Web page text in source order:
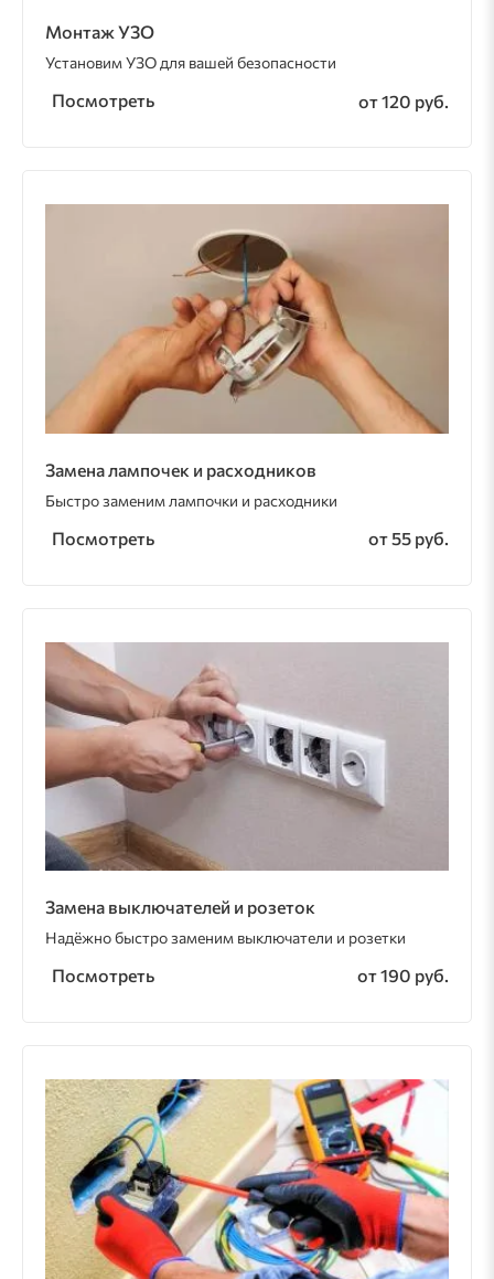
Монтаж УЗО
Установим УЗО для вашей безопасности
Посмотреть от 120 руб.
Замена лампочек и расходников
Быстро заменим лампочки и расходники
Посмотреть от 55 руб.
Замена выключателей и розеток
Надёжно быстро заменим выключатели и розетки
Посмотреть от 190 руб.